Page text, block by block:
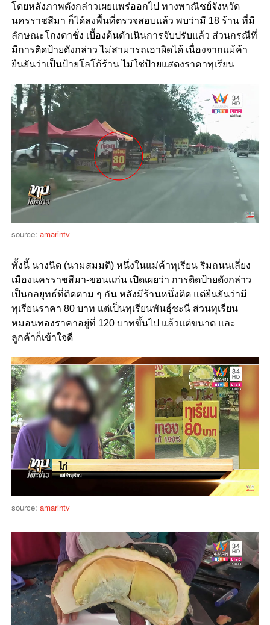
โดยหลังภาพดังกล่าวเผยแพร่ออกไป ทางพาณิชย์จังหวัด
นครราชสีมา ก็ได้ลงพื้นที่ตรวจสอบแล้ว พบว่ามี 18 ร้าน ที่มี
ลักษณะโกงตาชั่ง เบื้องต้นดำเนินการจับปรับแล้ว ส่วนกรณีที่
มีการติดป้ายดังกล่าว ไม่สามารถเอาผิดได้ เนื่องจากแม้ค้า
ยืนยันว่าเป็นป้ายโลโก้ร้าน ไม่ใช่ป้ายแสดงราคาทุเรียน
source: amarintv
ทั้งนี้ นางนิด (นามสมมติ) หนึ่งในแม่ค้าทุเรียน ริมถนนเลี่ยง
เมืองนครราชสีมา-ขอนแก่น เปิดเผยว่า การติดป้ายดังกล่าว
เป็นกลยุทธ์ที่ติดตาม ๆ กัน หลังมีร้านหนึ่งติด แต่ยืนยันว่ามี
ทุเรียนราคา 80 บาท แต่เป็นทุเรียนพันธุ์ชะนี ส่วนทุเรียน
หมอนทองราคาอยู่ที่ 120 บาทขึ้นไป แล้วแต่ขนาด และ
ลูกค้าก็เข้าใจดี
source: amarintv